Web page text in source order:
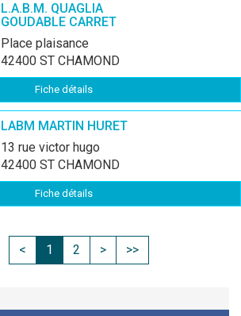
L.A.B.M. QUAGLIA
GOUDABLE CARRET
place plaisance
42400 ST CHAMOND
Fiche détails
LABM MARTIN HURET
13 rue victor hugo
42400 ST CHAMOND
Fiche détails
< 1 2 > >>